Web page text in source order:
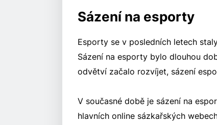
Sázení na esporty
Esporty se v posledních letech
Sázení na esporty bylo dlouhou
odvětví začalo rozvíjet, sázení
V současné době je sázení na
hlavních online sázkařských